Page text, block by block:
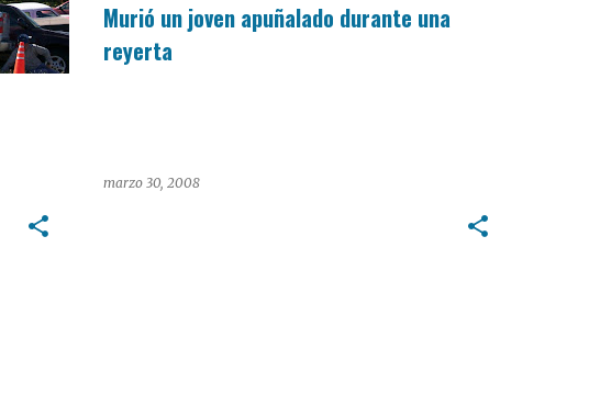
Murió un joven apuñalado durante una
reyerta
marzo 30, 2008